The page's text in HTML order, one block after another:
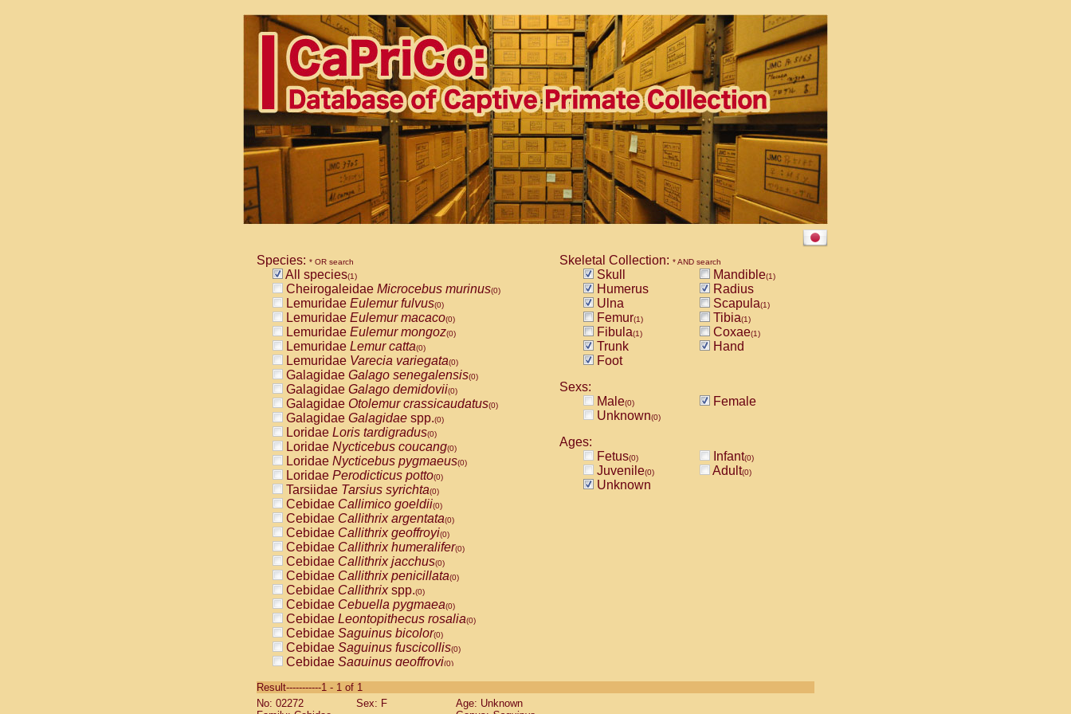
Species: * OR search
All species(1)
Cheirogaleidae Microcebus murinus(0)
Lemuridae Eulemur fulvus(0)
Lemuridae Eulemur macaco(0)
Lemuridae Eulemur mongoz(0)
Lemuridae Lemur catta(0)
Lemuridae Varecia variegata(0)
Galagidae Galago senegalensis(0)
Galagidae Galago demidovii(0)
Galagidae Otolemur crassicaudatus(0)
Galagidae Galagidae spp.(0)
Loridae Loris tardigradus(0)
Loridae Nycticebus coucang(0)
Loridae Nycticebus pygmaeus(0)
Loridae Perodicticus potto(0)
Tarsiidae Tarsius syrichta(0)
Cebidae Callimico goeldii(0)
Cebidae Callithrix argentata(0)
Cebidae Callithrix geoffroyi(0)
Cebidae Callithrix humeralifer(0)
Cebidae Callithrix jacchus(0)
Cebidae Callithrix penicillata(0)
Cebidae Callithrixspp.(0)
Cebidae Cebuella pygmaea(0)
Cebidae Leontopithecus rosalia(0)
Cebidae Saguinus bicolor(0)
Cebidae Saguinus fuscicollis(0)
Cebidae Saguinus geoffroyi(0)
CebidaeSaguinus labiatus(0)
Cebidae Saguinus leucopus (0)
Skeletal Collection: * AND search
Skull Mandible(1)
Humerus
Radius
Ulna
Scapula(1)
Femur(1) Tibia(1)
Fibula(1) Coxae(1)
Trunk
Hand
Foot
Sexs:
Male(0)
Female
Unknown(0)
Ages:
Fetus(0) Infant(0)
Juvenile(0) Adult(0)
Unknown
Result-----------1 - 1 of 1
No: 02272
Sex: F
Age: Unknown